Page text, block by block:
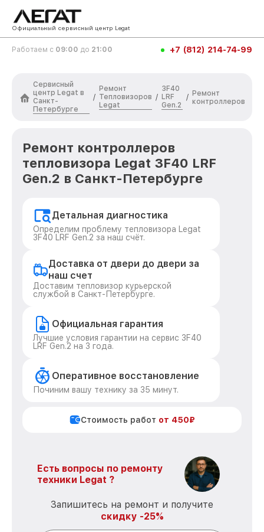
Официальный сервисный центр Legat
Работаем с 09:00 до 21:00 +7 (812) 214-74-99
Сервисный
центр Legat в
Санкт-
Петербурге
/
Ремонт
Тепловизоров
Legat
/
3F40
LRF
Gen.2
/ Ремонт
контроллеров
Ремонт контроллеров
тепловизора Legat 3F40 LRF
Gen.2 в Санкт-Петербурге
Детальная диагностика
Определим проблему тепловизора Legat
3F40 LRF Gen.2 за наш счёт.
Доставка от двери до двери за
наш счет
Доставим тепловизор курьерской
службой в Санкт-Петербурге.
Официальная гарантия
Лучшие условия гарантии на сервис 3F40
LRF Gen.2 на 3 года.
Оперативное восстановление
Починим вашу технику за 35 минут.
Стоимость работ от 450₽
Есть вопросы по ремонту
техники Legat ?
Запишитесь на ремонт и получите
скидку -25%